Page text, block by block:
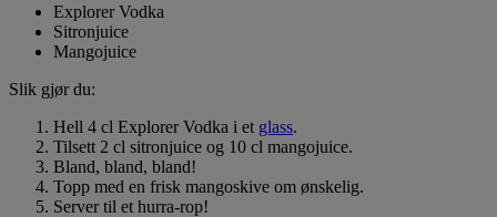
Explorer Vodka
Sitronjuice
Mangojuice
Slik gjør du:
Hell 4 cl Explorer Vodka i et glass.
Tilsett 2 cl sitronjuice og 10 cl mangojuice.
Bland, bland, bland!
Topp med en frisk mangoskive om ønskelig.
Server til et hurra-rop!